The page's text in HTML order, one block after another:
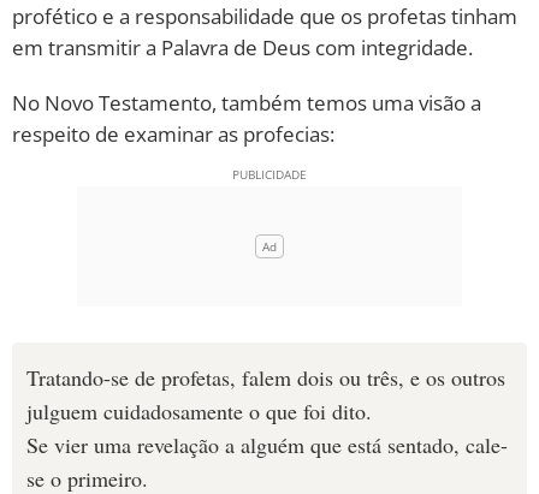
profético e a responsabilidade que os profetas tinham
em transmitir a Palavra de Deus com integridade.
No Novo Testamento, também temos uma visão a
respeito de examinar as profecias:
Tratando-se de profetas, falem dois ou três, e os outros
julguem cuidadosamente o que foi dito.
Se vier uma revelação a alguém que está sentado, cale-
se o primeiro.